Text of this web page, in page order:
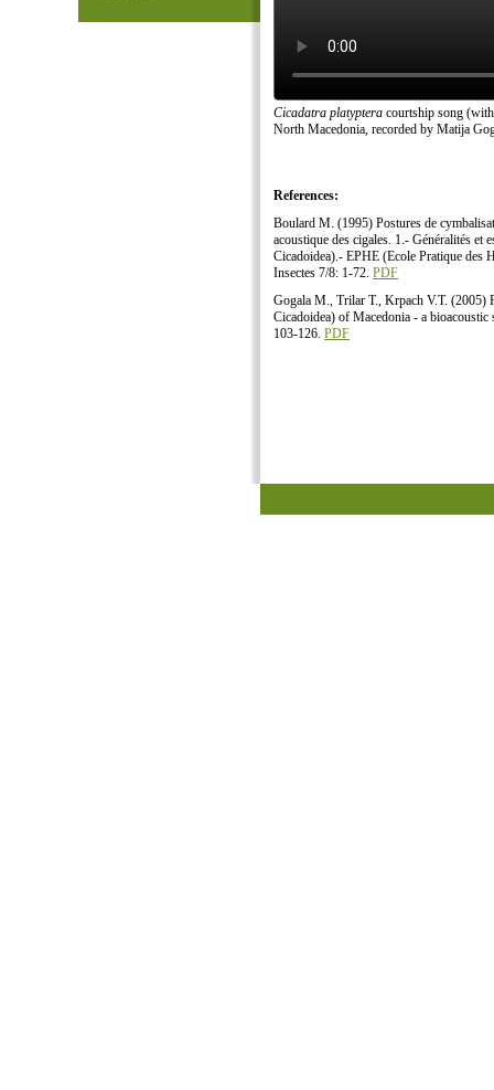
Cicadatra platyptera courtship song
North Macedonia, recorded by Matija
References:
Boulard M. (1995) Postures de
acoustique des cigales. 1.- Généralités et
Cicadoidea).- EPHE (Ecole Pratique des
Insectes 7/8: 1-72. PDF
Gogala M., Trilar T., Krpach V.T. (2005)
Cicadoidea) of Macedonia - a
103-126. PDF